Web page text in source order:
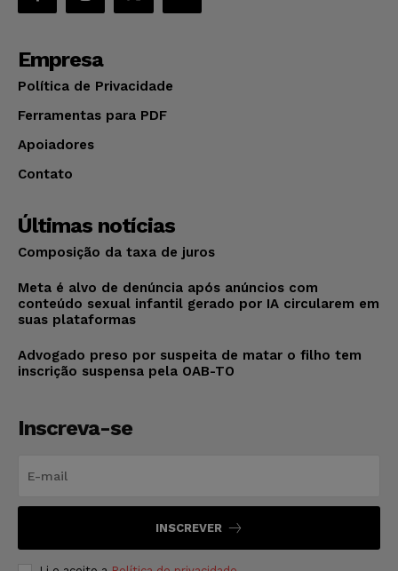
Empresa
Política de Privacidade
Ferramentas para PDF
Apoiadores
Contato
Últimas notícias
Composição da taxa de juros
Meta é alvo de denúncia após anúncios com
conteúdo sexual infantil gerado por IA circularem em
suas plataformas
Advogado preso por suspeita de matar o filho tem
inscrição suspensa pela OAB-TO
Inscreva-se
INSCREVER